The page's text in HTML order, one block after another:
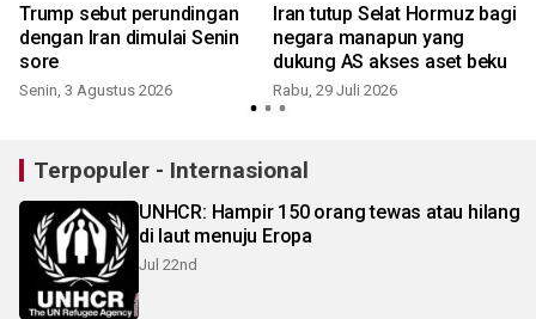
Trump sebut perundingan
dengan Iran dimulai Senin
sore
Senin, 3 Agustus 2026
Iran tutup Selat Hormuz bagi
negara manapun yang
dukung AS akses aset beku
Rabu, 29 Juli 2026
Terpopuler - Internasional
UNHCR: Hampir 150 orang tewas atau hilang
di laut menuju Eropa
Jul 22nd